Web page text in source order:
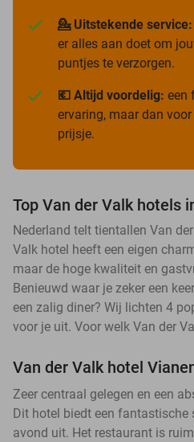
💁 Uitstekende service:
er alles aan doet om
puntjes te verzorgen.
💶 Altijd voordelig: een
ervaring, maar dan
prijsje.
Top Van der Valk hotels
Nederland telt tientallen Van
Valk hotel heeft een eigen
maar de hoge kwaliteit en
Benieuwd waar je zeker een
een zalig diner? Wij lichten 4
voor je uit. Voor welk Van der
Van der Valk hotel
Zeer centraal gelegen en een
Dit hotel biedt een fantastische
avond uit. Het restaurant is